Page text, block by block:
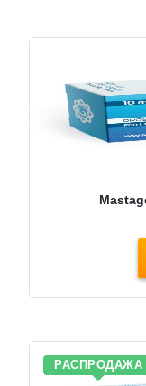
РАСПРОДАЖА